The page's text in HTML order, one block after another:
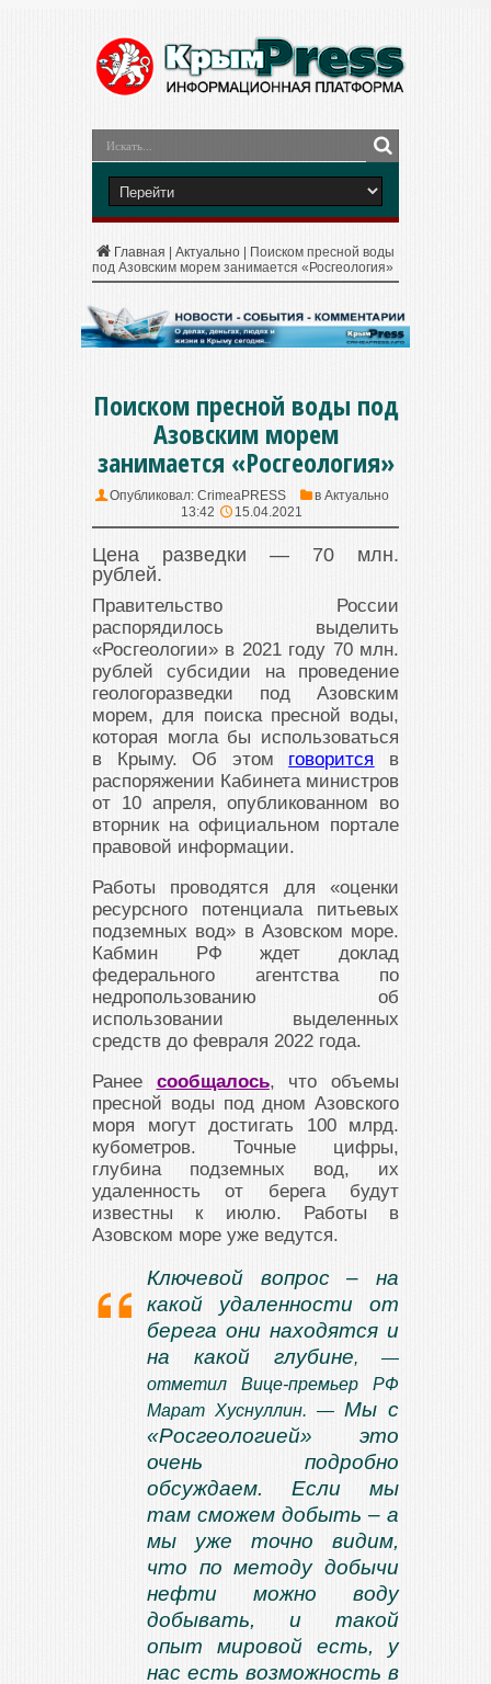
Главная Актуально
Поиском пресной воды
под Азовским морем занимается «Росгеология»
Поиском пресной воды под
Азовским морем
занимается «Росгеология»
Опубликовал: CrimeaPRESS в Актуально
13:42
15.04.2021
Цена разведки — 70 млн.
рублей.
Правительство России
распорядилось выделить
«Росгеологии» в 2021 году 70 млн.
рублей субсидии на проведение
геологоразведки под Азовским
морем, для поиска пресной воды,
которая могла бы использоваться
в Крыму. Об этом говорится в
распоряжении Кабинета министров
от 10 апреля, опубликованном во
вторник на официальном портале
правовой информации.
Работы проводятся для «оценки
ресурсного потенциала питьевых
подземных вод» в Азовском море.
Кабмин РФ ждет доклад
федерального агентства по
недропользованию об
использовании выделенных
средств до февраля 2022 года.
Ранее сообщалось, что объемы
пресной воды под дном Азовского
моря могут достигать 100 млрд.
кубометров. Точные цифры,
глубина подземных вод, их
удаленность от берега будут
известны к июлю. Работы в
Азовском море уже ведутся.
Ключевой вопрос – на
какой удаленности от
берега они находятся и
на какой глубине, —
отметил Вице-премьер РФ
Марат Хуснуллин. —Мы с
«Росгеологией» это
очень подробно
обсуждаем. Если мы
там сможем добыть – а
мы уже точно видим,
что по методу добычи
нефти можно воду
добывать, и такой
опыт мировой есть, у
нас есть возможность в